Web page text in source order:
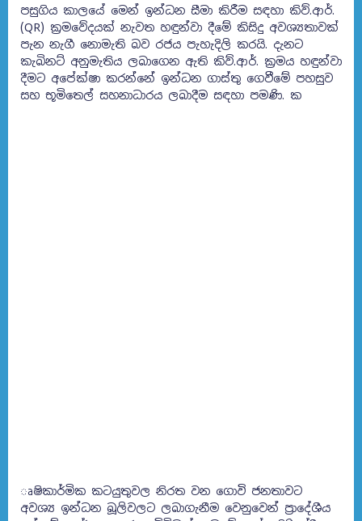
පසුගිය කාලයේ මෙන් ඉන්ධන සීමා කිරීම සඳහා කිව්.ආර්.
(QR) ක්‍රමවේදයක් නැවත හඳුන්වා දීමේ කිසිදු අවශ්‍යතාවක්
පැන නැගී නොමැති බව රජය පැහැදිලි කරයි. දැනට
කැබිනට් අනුමැතිය ලබාගෙන ඇති කිව්.ආර්. ක්‍රමය හඳුන්වා
දීමට අපේක්ෂා කරන්නේ ඉන්ධන ගාස්තු ගෙවීමේ පහසුව
සහ භූමිතෙල් සහනාධාරය ලබාදීම සඳහා පමණි. ක
ෘෂිකාර්මික කටයුතුවල නිරත වන ගොවි ජනතාවට
අවශ්‍ය ඉන්ධන බූලිවලට ලබාගැනීම වෙනුවෙන් ප්‍රාදේශීය